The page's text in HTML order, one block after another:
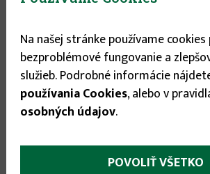
Veľkosť
48
31.95 €
Na našej stránke používame
bezproblémové fungovanie a
služieb. Podrobné informácie
používania Cookies, alebo v
osobných údajov.
POVOLIŤ VŠETKO